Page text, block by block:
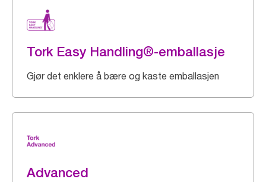
Tork Easy Handling®-emballasje
Gjør det enklere å bære og kaste emballasjen
Advanced